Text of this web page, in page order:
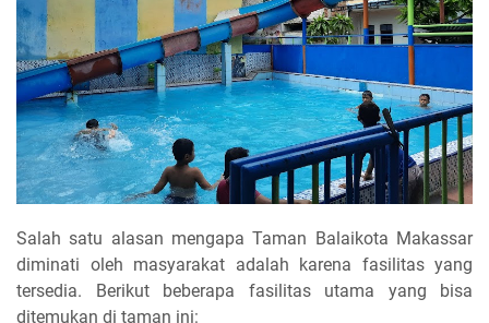
Salah satu alasan mengapa Taman Balaikota Makassar
diminati oleh masyarakat adalah karena fasilitas yang
tersedia. Berikut beberapa fasilitas utama yang bisa
ditemukan di taman ini: